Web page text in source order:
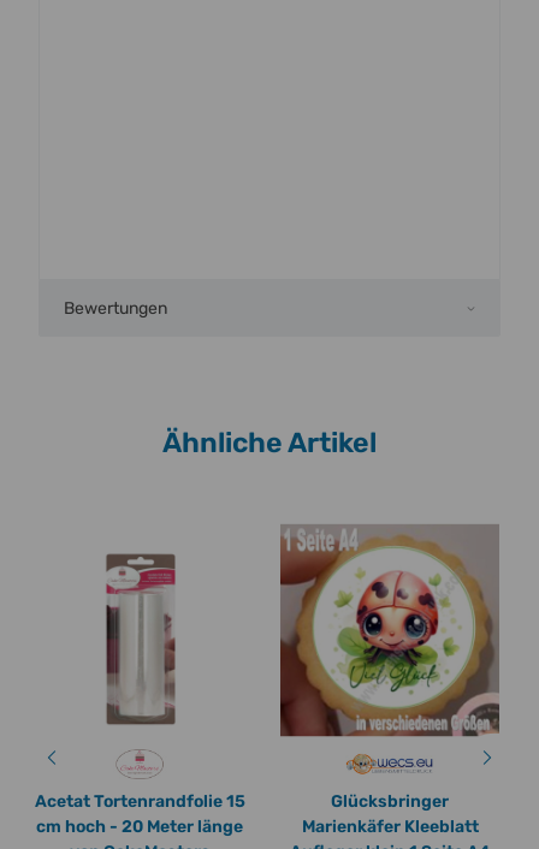
Bewertungen
Ähnliche Artikel
Acetat Tortenrandfolie 15
cm hoch - 20 Meter länge
Glücksbringer
Marienkäfer Kleeblatt